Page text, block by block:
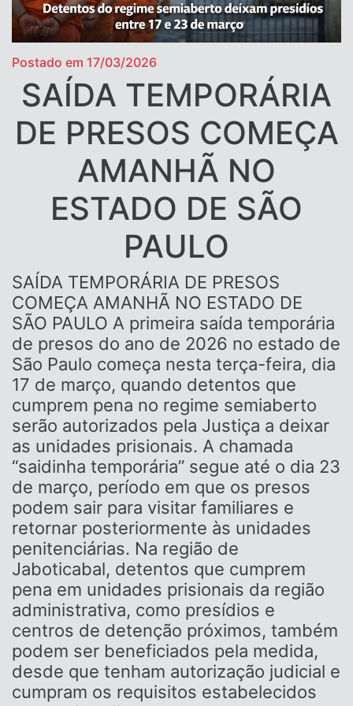
Postado em 17/03/2026
SAÍDA TEMPORÁRIA
DE PRESOS COMEÇA
AMANHÃ NO
ESTADO DE SÃO
PAULO
SAÍDA TEMPORÁRIA DE PRESOS
COMEÇA AMANHÃ NO ESTADO DE
SÃO PAULO A primeira saída temporária
de presos do ano de 2026 no estado de
São Paulo começa nesta terça-feira, dia
17 de março, quando detentos que
cumprem pena no regime semiaberto
serão autorizados pela Justiça a deixar
as unidades prisionais. A chamada
“saidinha temporária” segue até o dia 23
de março, período em que os presos
podem sair para visitar familiares e
retornar posteriormente às unidades
penitenciárias. Na região de
Jaboticabal, detentos que cumprem
pena em unidades prisionais da região
administrativa, como presídios e
centros de detenção próximos, também
podem ser beneficiados pela medida,
desde que tenham autorização judicial e
cumpram os requisitos estabelecidos